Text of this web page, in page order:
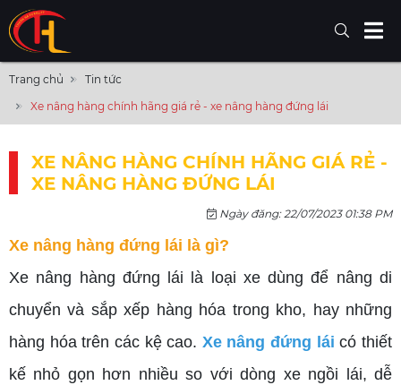
Trang chủ
Tin tức
Xe nâng hàng chính hãng giá rẻ - xe nâng hàng đứng lái
XE NÂNG HÀNG CHÍNH HÃNG GIÁ RẺ -
XE NÂNG HÀNG ĐỨNG LÁI
Ngày đăng: 22/07/2023 01:38 PM
Xe nâng hàng đứng lái là gì?
Xe nâng hàng đứng lái là loại xe dùng để nâng di
chuyển và sắp xếp hàng hóa trong kho, hay những
hàng hóa trên các kệ cao. Xe nâng đứng lái có thiết
kế nhỏ gọn hơn nhiều so với dòng xe ngồi lái, dễ